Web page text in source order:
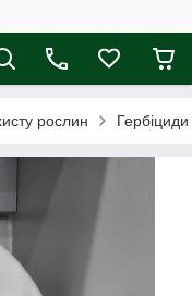
рослин Гербіциди